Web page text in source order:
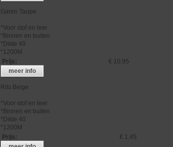
Garen Taupe
*Voor stof en leer
*Binnen en buiten
*Dikte 40
*1200M
Prijs:
€ 10,95
meer info
Rits Beige
*Voor stof en leer
*Binnen en buiten
*Dikte 40
*1200M
Prijs:
€ 1,45